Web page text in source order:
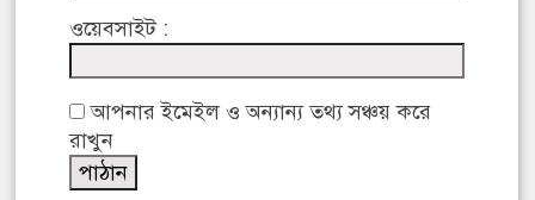
ওয়েবসাইট :
আপনার ইমেইল ও অন্যান্য তথ্য সঞ্চয় করে
রাখুন